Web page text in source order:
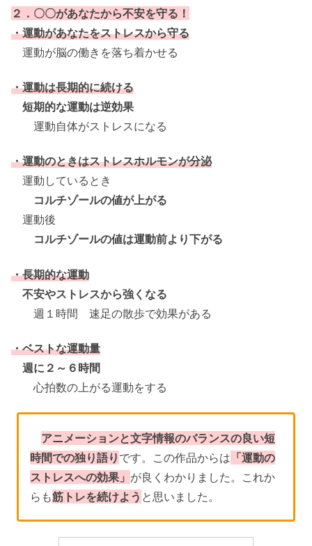
２．〇〇があなたから不安を守る！
・運動があなたをストレスから守る
運動が脳の働きを落ち着かせる
・運動は長期的に続ける
短期的な運動は逆効果
運動自体がストレスになる
・運動のときはストレスホルモンが分泌
運動しているとき
コルチゾールの値が上がる
運動後
コルチゾールの値は運動前より下がる
・長期的な運動
不安やストレスから強くなる
週１時間 速足の散歩で効果がある
・ベストな運動量
週に２～６時間
心拍数の上がる運動をする
アニメーションと文字情報のバランスの良い短
時間での独り語り です。この作品からは 「運動の
ストレスへの効果」 が良くわかりました。これか
らも筋トレを続けよう と思いました。